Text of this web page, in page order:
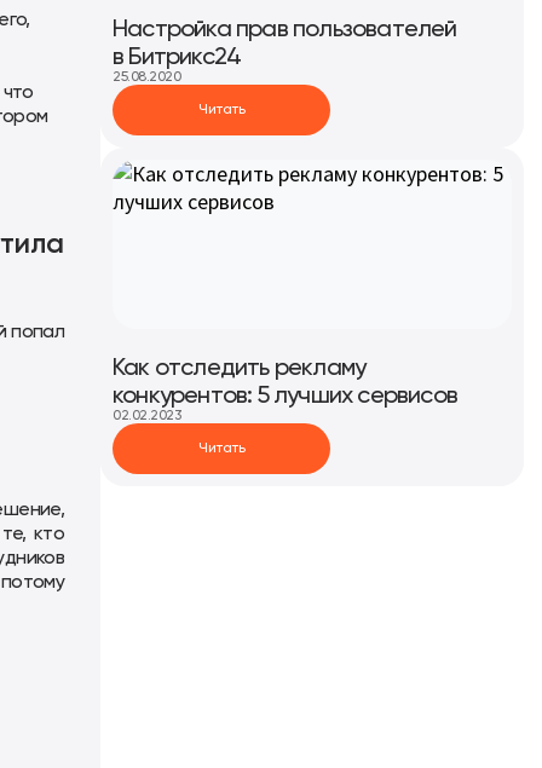
попал
кто
Настройка прав пользователей
в Битрикс24
25.08.2020
Читать
Как отследить рекламу
конкурентов: 5 лучших сервисов
02.02.2023
Читать